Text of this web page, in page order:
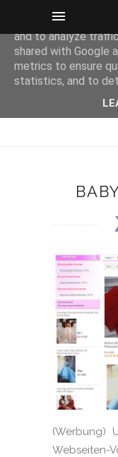
(Werbung)
Webseiten-
This site uses
and to analyze
shared with Google
metrics to ensure
statistics, and to